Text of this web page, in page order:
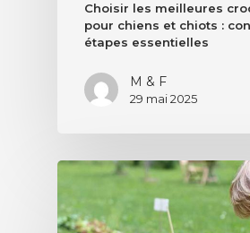
Choisir les meilleures
pour chiens et chiots :
étapes essentielles
M & F
29 mai 2025